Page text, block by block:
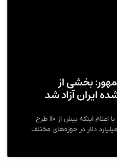
بخشی از
ایران آزاد شد
ایرنا: معاون اول رئیس جمهور با اعلام اینکه بیش از ۱۱۰ طرح
اقتصادی به ارزش بیش از ۹۰ میلیارد دلار در حوزه‌های مختلف